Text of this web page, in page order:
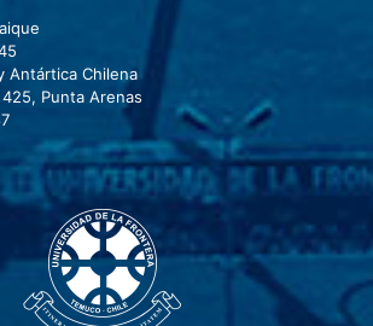
Antártica Chilena
Punta Arenas